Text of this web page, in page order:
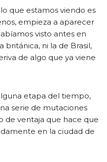
que estamos viendo es
empieza a aparecer
visto antes en
británica, ni la de Brasil,
de algo que ya viene
etapa del tiempo,
serie de mutaciones
de ventaja que hace que
en la ciudad de